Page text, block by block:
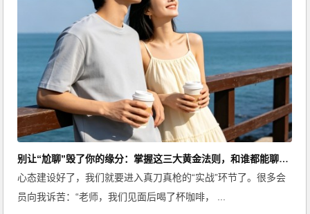
别让“尬聊”毁了你的缘分：掌握这三大黄金法则，和谁都能聊得来
心态建设好了，我们就要进入真刀真枪的“实战”环节了。很多会
员向我诉苦：“老师，我们见面后喝了杯咖啡， ...